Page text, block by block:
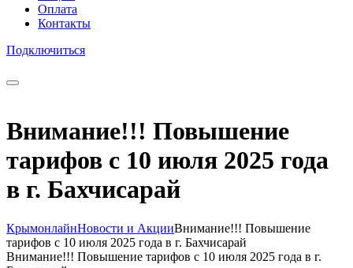
Оплата
Контакты
Подключиться
Внимание!!! Повышение
тарифов с 10 июля 2025 года
в г. Бахчисарай
КрымонлайнНовости и АкцииВнимание!!! Повышение
тарифов с 10 июля 2025 года в г. Бахчисарай
Внимание!!! Повышение тарифов с 10 июля 2025 года в г.